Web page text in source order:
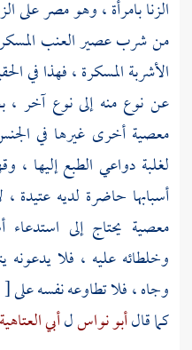
الزنا بامرأة ، وهو مصر على
من شرب عصير العنب
الأشربة المسكرة ، فهذا في
عن نوع منه إلى نوع آخر
معصية أخرى غيرها في
لغلبة دواعي الطبع إليها ،
أسبابها حاضرة لديه عتيدة
معصية يحتاج إلى استدعاء
وخلطائه عليه ، فلا
وجاه ، فلا تطاوعه نفسه على[
كما قالأبو نواسلأبي العتاهية